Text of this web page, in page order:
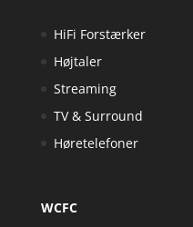
HiFi Forstærker
Højtaler
Streaming
TV & Surround
Høretelefoner
WCFC